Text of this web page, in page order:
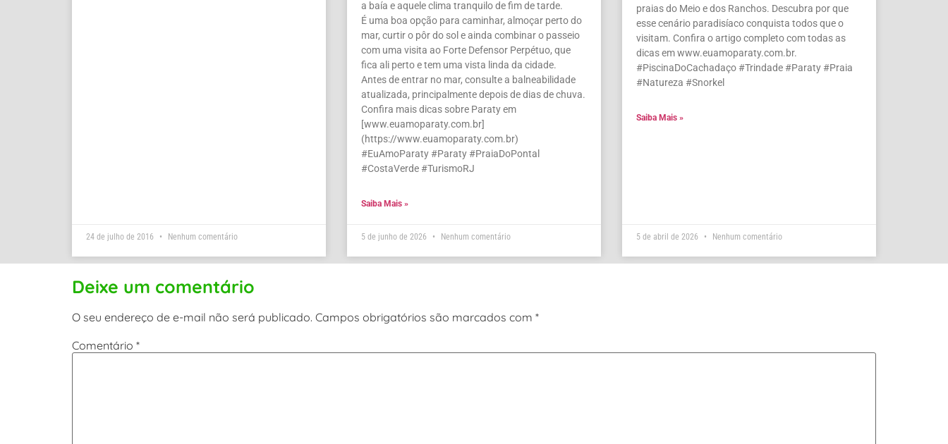
24 de julho de 2016 Nenhum comentário
a baía e aquele clima tranquilo de fim de tarde.
É uma boa opção para caminhar, almoçar perto do
mar, curtir o pôr do sol e ainda combinar o passeio
com uma visita ao Forte Defensor Perpétuo, que
fica ali perto e tem uma vista linda da cidade.
Antes de entrar no mar, consulte a balneabilidade
atualizada, principalmente depois de dias de chuva.
Confira mais dicas sobre Paraty em
[www.euamoparaty.com.br]
(https://www.euamoparaty.com.br)
#EuAmoParaty #Paraty #PraiaDoPontal
#CostaVerde #TurismoRJ
Saiba Mais »
5 de junho de 2026 Nenhum comentário
praias do Meio e dos Ranchos. Descubra por que
esse cenário paradisíaco conquista todos que o
visitam. Confira o artigo completo com todas as
dicas em www.euamoparaty.com.br.
#PiscinaDoCachadaço #Trindade #Paraty #Praia
#Natureza #Snorkel
Saiba Mais »
5 de abril de 2026 Nenhum comentário
Deixe um comentário
O seu endereço de e-mail não será publicado. Campos obrigatórios são marcados com *
Comentário *